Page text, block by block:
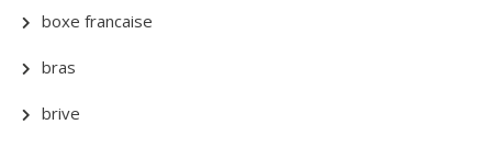
boxe francaise
bras
brive